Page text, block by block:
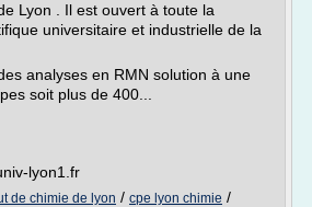
Lyon . Il est ouvert à toute la
universitaire et industrielle de la
analyses en RMN solution à une
soit plus de 400...
lyon1.fr
de chimie de lyon / cpe lyon chimie /